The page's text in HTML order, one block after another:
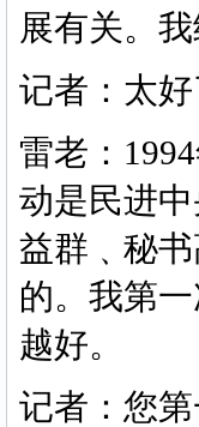
展有关。
记者：太好
雷老：
动是民进
益群﹑秘
的。我第
越好。
记者：您